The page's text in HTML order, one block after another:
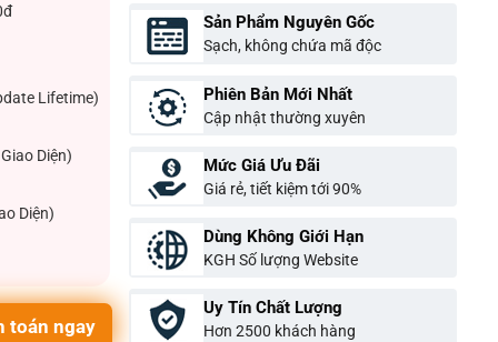
Lifetime)
Diện)
Diện)
toán ngay
Sản Phẩm Nguyên Gốc
Sạch, không chứa mã độc
Phiên Bản Mới Nhất
Cập nhật thường xuyên
Mức Giá Ưu Đãi
Giá rẻ, tiết kiệm tới 90%
Dùng Không Giới Hạn
KGH Số lượng Website
Uy Tín Chất Lượng
Hơn 2500 khách hàng